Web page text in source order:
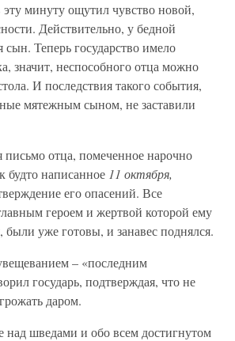
эту минуту ощутил чувство новой,
Действительно, у бедной
Теперь государство имело
значит, неспособного отца можно
И последствия такого события,
мятежным сыном, не заставили
письмо отца, помеченное нарочно
будто написанное 11 октября,
его опасений. Все
героем и жертвой которой ему
были уже готовы, и занавес поднялся.
– «последним
государь, подтверждая, что не
даром.
над шведами и обо всем достигнутом